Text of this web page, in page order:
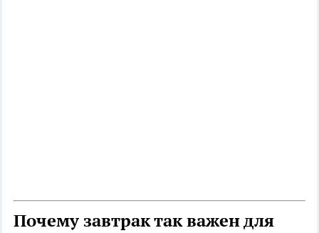
Почему завтрак так важен для